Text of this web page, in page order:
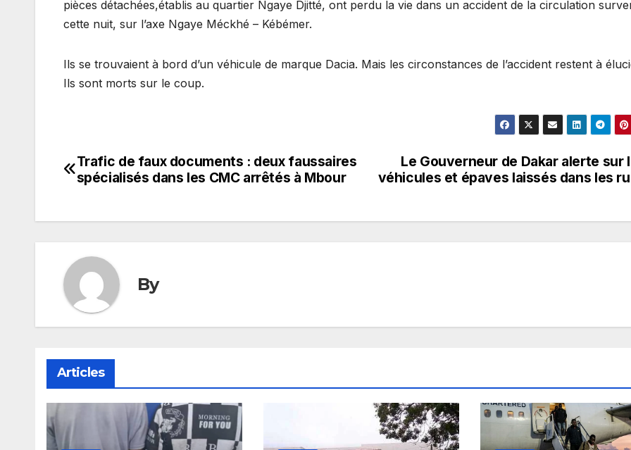
pièces détachées,établis au quartier Ngaye Djitté, ont perdu la vie dans un accident de la circulation
cette nuit, sur l’axe Ngaye Méckhé – Kébémer.
Ils se trouvaient à bord d’un véhicule de marque Dacia. Mais les circonstances de l’accident restent à
Ils sont morts sur le coup.
Navigation
l’article
Le Gouverneur de Dakar alerte sur
véhicules et épaves laissés dans les
Trafic de faux documents : deux faussaires
spécialisés dans les CMC arrêtés à Mbour
By
Articles